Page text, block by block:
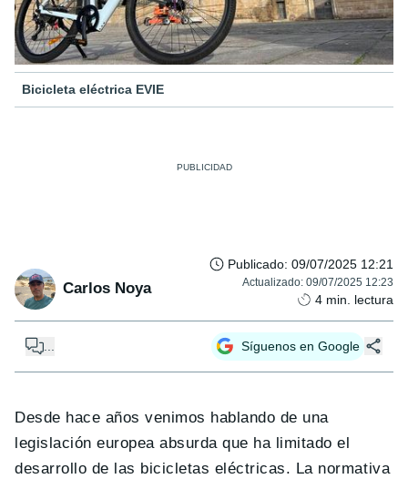
Bicicleta eléctrica EVIE
Carlos Noya
Publicado: 09/07/2025 12:21
Actualizado: 09/07/2025 12:23
4 min. lectura
Síguenos en Google
Desde hace años venimos hablando de una
legislación europea absurda que ha limitado el
desarrollo de las bicicletas eléctricas. La normativa